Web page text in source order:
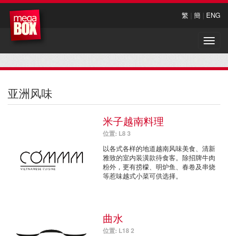
繁 | 簡 | ENG
Toggle
亚洲风味
米子越南料理
位置: L8 3
以各式各样的地道越南风味美食、清新
雅致的室内装潢款待食客。除招牌牛肉
粉外，更有捞檬、明炉鱼、春卷及串烧
等惹味越式小菜可供选择。
曲水
位置: L18 2